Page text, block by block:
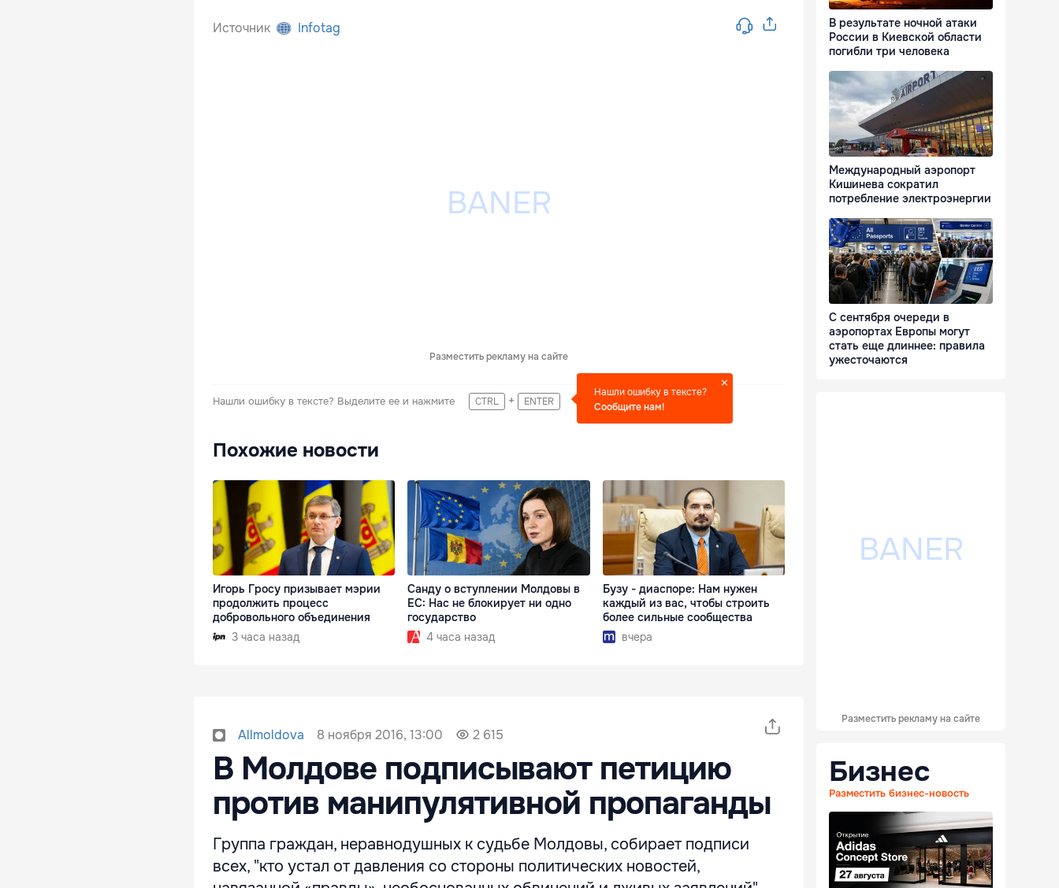
Источник Infotag
Разместить рекламу на сайте
Нашли ошибку в тексте? Выделите ее и нажмите CTRL + ENTER
Нашли ошибку в тексте?
Сообщите нам!
Похожие новости
Игорь Гросу призывает мэрии
продолжить процесс
добровольного объединения
3 часа назад
Санду о вступлении Молдовы в
ЕС: Нас не блокирует ни одно
государство
4 часа назад
Бузу - диаспоре: Нам нужен
каждый из вас, чтобы строить
более сильные сообщества
вчера
Allmoldova 8 ноября 2016, 13:00 2 615
В Молдове подписывают петицию
против манипулятивной пропаганды
Группа граждан, неравнодушных к судьбе Молдовы, собирает подписи
всех, "кто устал от давления со стороны политических новостей,
В результате ночной атаки
России в Киевской области
погибли три человека
Международный аэропорт
Кишинева сократил
потребление электроэнергии
С сентября очереди в
аэропортах Европы могут
стать еще длиннее: правила
ужесточаются
Разместить рекламу на сайте
Бизнес
Разместить бизнес-новость